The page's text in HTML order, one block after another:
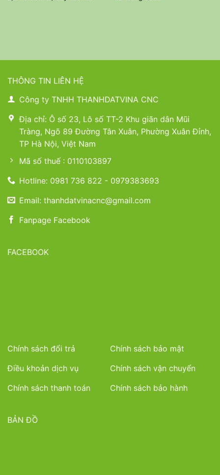
THÔNG TIN LIÊN HỆ
Công ty TNHH THANHDATVINA CNC
Địa chỉ: Ô số 23, Lô số TT-2 Khu giãn dân Mũi
Tràng, Ngõ 89 Đường Tân Xuân, Phường Xuân Đỉnh,
TP Hà Nội, Việt Nam
Mã số thuế : 0110103897
Hotline: 0981 736 822 - 0979383693
Email: thanhdatvinacnc@gmail.com
Fanpage Facebook
FACEBOOK
Chính sách đổi trả
Chính sách bảo mật
Điều khoản dịch vụ
Chính sách vận chuyển
Chính sách thanh toán
Chính sách bảo hành
BẢN ĐỒ